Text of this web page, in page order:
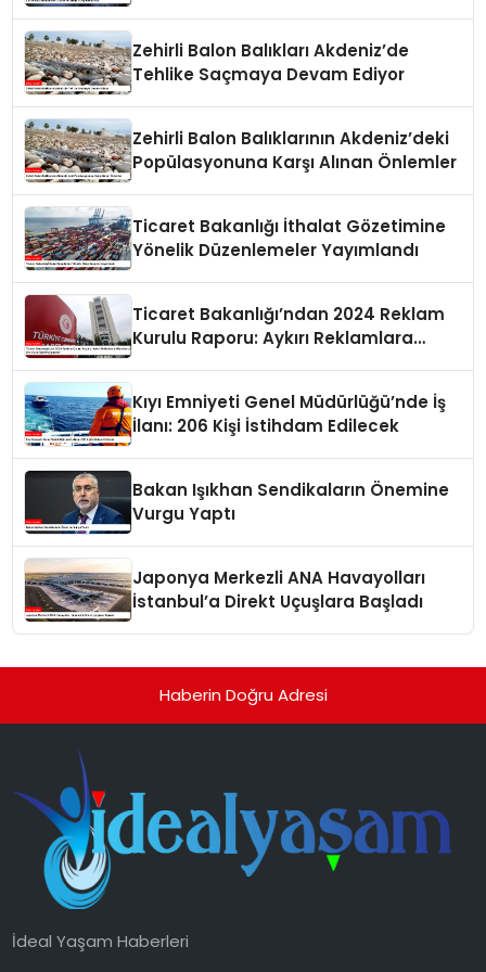
Zehirli Balon Balıkları Akdeniz’de
Tehlike Saçmaya Devam Ediyor
Zehirli Balon Balıklarının Akdeniz’deki
Popülasyonuna Karşı Alınan Önlemler
Ticaret Bakanlığı İthalat Gözetimine
Yönelik Düzenlemeler Yayımlandı
Ticaret Bakanlığı’ndan 2024 Reklam
Kurulu Raporu: Aykırı Reklamlara
Kıyı Emniyeti Genel Müdürlüğü’nde İş
İlanı: 206 Kişi İstihdam Edilecek
Bakan Işıkhan Sendikaların Önemine
Vurgu Yaptı
Japonya Merkezli ANA Havayolları
İstanbul’a Direkt Uçuşlara Başladı
Haberin Doğru Adresi
İdeal Yaşam Haberleri